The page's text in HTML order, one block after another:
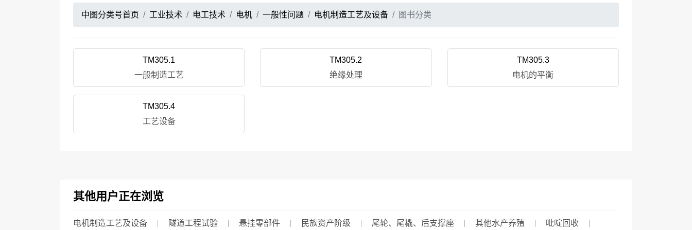
中图分类号首页 工业技术 电工技术 电机 一般性问题 电机制造工艺及设备 图书分类
TM305.1
一般制造工艺
TM305.2
绝缘处理
TM305.3
电机的平衡
TM305.4
工艺设备
其他用户正在浏览
电机制造工艺及设备 隧道工程试验 悬挂零部件 民族资产阶级 尾轮、尾橇、后支撑座 其他水产养殖 吡啶回收